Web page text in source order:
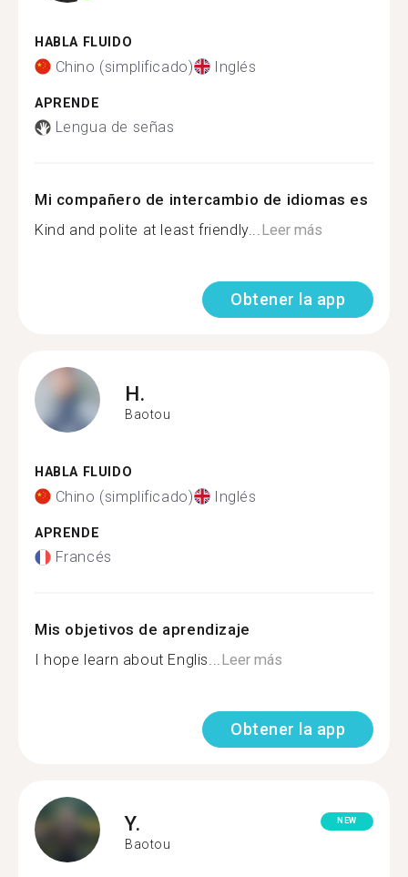
HABLA FLUIDO
Chino (simplificado) Inglés
APRENDE
Lengua de señas
Mi compañero de intercambio de idiomas es
Kind and polite at least friendly...Leer más
Obtener la app
H.
Baotou
HABLA FLUIDO
Chino (simplificado) Inglés
APRENDE
Francés
Mis objetivos de aprendizaje
I hope learn about Englis...Leer más
Obtener la app
Y.
Baotou
NEW